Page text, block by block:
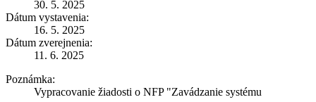
30. 5. 2025
Dátum vystavenia:
16. 5. 2025
Dátum zverejnenia:
11. 6. 2025
Poznámka:
Vypracovanie žiadosti o NFP "Zavádzanie systému